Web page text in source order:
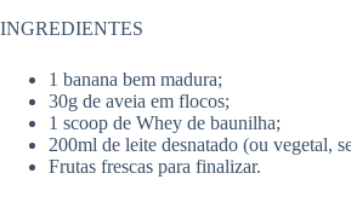
INGREDIENTES
1 banana bem madura;
30g de aveia em flocos;
1 scoop de Whey de baunilha;
200ml de leite desnatado (ou vegetal,
Frutas frescas para finalizar.